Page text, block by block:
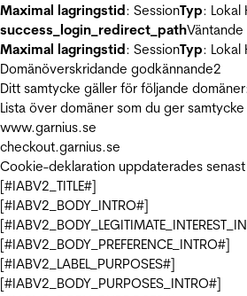
Maximal lagringstid: SessionTyp: Lokal
success_login_redirect_pathVäntande
Maximal lagringstid: SessionTyp: Lokal
Domänöverskridande godkännande2
Ditt samtycke gäller för följande
Lista över domäner som du ger samtycke
www.garnius.se
checkout.garnius.se
Cookie-deklaration uppdaterades
[#IABV2_TITLE#]
[#IABV2_BODY_INTRO#]
[#IABV2_BODY_PREFERENCE_INTRO#]
[#IABV2_LABEL_PURPOSES#]
[#IABV2_BODY_PURPOSES_INTRO#]